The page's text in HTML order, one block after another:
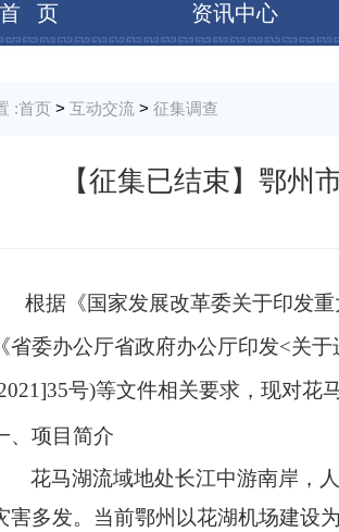
首 页 资讯中心
:首页 > 互动交流 > 征集调查
【征集已结束】鄂州
根据《国家发展改革委关于印发
《省委办公厅省政府办公厅印发<关于
号)等文件相关要求，现对花
、项目简介
花马湖流域地处长江中游南岸，
害多发。当前鄂州以花湖机场建设